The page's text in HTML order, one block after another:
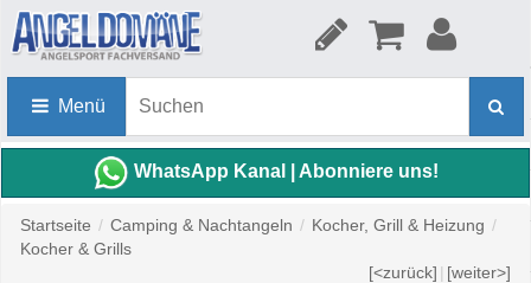
Menü
WhatsApp Kanal | Abonniere uns!
Startseite / Camping & Nachtangeln / Kocher, Grill & Heizung /
Kocher & Grills
[<zurück] | [weiter>]